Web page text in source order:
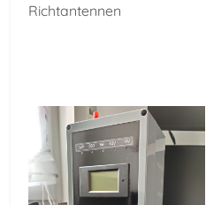
Richtantennen